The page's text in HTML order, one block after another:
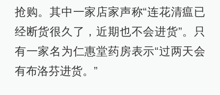
抢购。其中一家店家声称“连花清瘟已
经断货很久了，近期也不会进货”。只
有一家名为仁惠堂药房表示“过两天会
有布洛芬进货。”